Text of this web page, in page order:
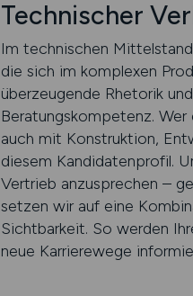
Technischer
Im technischen
die sich im komplexen
überzeugende Rhetorik
Beratungskompetenz.
auch mit Konstruktion,
diesem Kandidatenprofil.
Vertrieb anzusprechen –
setzen wir auf eine
Sichtbarkeit. So werden
neue Karrierewege